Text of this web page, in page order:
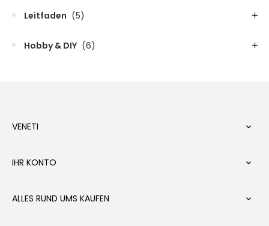
Leitfaden (5)
Hobby & DIY (6)
VENETI 
IHR KONTO 
ALLES RUND UMS KAUFEN 